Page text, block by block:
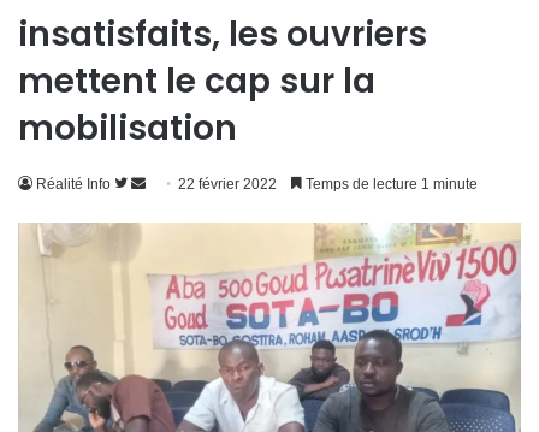
insatisfaits, les ouvriers
mettent le cap sur la
mobilisation
Réalité Info
Suivre
Envoyer22 février 2022 Temps de lecture 1 minute